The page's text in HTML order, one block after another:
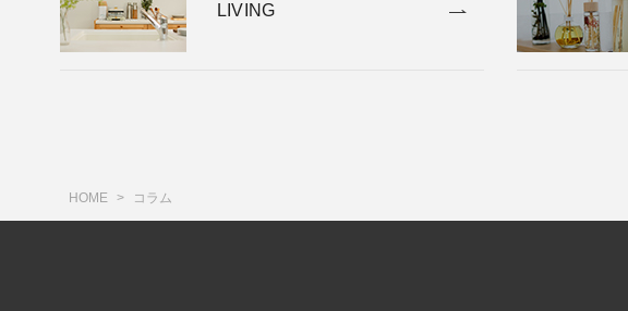
LIVING
HOME コラム